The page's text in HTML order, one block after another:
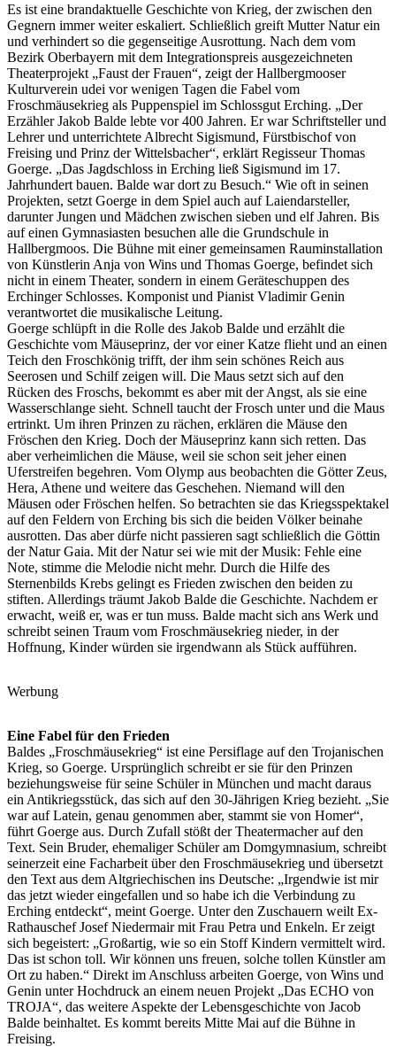
Es ist eine brandaktuelle Geschichte von Krieg, der zwischen den
Gegnern immer weiter eskaliert. Schließlich greift Mutter Natur ein
und verhindert so die gegenseitige Ausrottung. Nach dem vom
Bezirk Oberbayern mit dem Integrationspreis ausgezeichneten
Theaterprojekt „Faust der Frauen“, zeigt der Hallbergmooser
Kulturverein udei vor wenigen Tagen die Fabel vom
Froschmäusekrieg als Puppenspiel im Schlossgut Erching. „Der
Erzähler Jakob Balde lebte vor 400 Jahren. Er war Schriftsteller und
Lehrer und unterrichtete Albrecht Sigismund, Fürstbischof von
Freising und Prinz der Wittelsbacher“, erklärt Regisseur Thomas
Goerge. „Das Jagdschloss in Erching ließ Sigismund im 17.
Jahrhundert bauen. Balde war dort zu Besuch.“ Wie oft in seinen
Projekten, setzt Goerge in dem Spiel auch auf Laiendarsteller,
darunter Jungen und Mädchen zwischen sieben und elf Jahren. Bis
auf einen Gymnasiasten besuchen alle die Grundschule in
Hallbergmoos. Die Bühne mit einer gemeinsamen Rauminstallation
von Künstlerin Anja von Wins und Thomas Goerge, befindet sich
nicht in einem Theater, sondern in einem Geräteschuppen des
Erchinger Schlosses. Komponist und Pianist Vladimir Genin
verantwortet die musikalische Leitung.
Goerge schlüpft in die Rolle des Jakob Balde und erzählt die
Geschichte vom Mäuseprinz, der vor einer Katze flieht und an einen
Teich den Froschkönig trifft, der ihm sein schönes Reich aus
Seerosen und Schilf zeigen will. Die Maus setzt sich auf den
Rücken des Froschs, bekommt es aber mit der Angst, als sie eine
Wasserschlange sieht. Schnell taucht der Frosch unter und die Maus
ertrinkt. Um ihren Prinzen zu rächen, erklären die Mäuse den
Fröschen den Krieg. Doch der Mäuseprinz kann sich retten. Das
aber verheimlichen die Mäuse, weil sie schon seit jeher einen
Uferstreifen begehren. Vom Olymp aus beobachten die Götter Zeus,
Hera, Athene und weitere das Geschehen. Niemand will den
Mäusen oder Fröschen helfen. So betrachten sie das Kriegsspektakel
auf den Feldern von Erching bis sich die beiden Völker beinahe
ausrotten. Das aber dürfe nicht passieren sagt schließlich die Göttin
der Natur Gaia. Mit der Natur sei wie mit der Musik: Fehle eine
Note, stimme die Melodie nicht mehr. Durch die Hilfe des
Sternenbilds Krebs gelingt es Frieden zwischen den beiden zu
stiften. Allerdings träumt Jakob Balde die Geschichte. Nachdem er
erwacht, weiß er, was er tun muss. Balde macht sich ans Werk und
schreibt seinen Traum vom Froschmäusekrieg nieder, in der
Hoffnung, Kinder würden sie irgendwann als Stück aufführen.
Werbung
Eine Fabel für den Frieden
Baldes „Froschmäusekrieg“ ist eine Persiflage auf den Trojanischen
Krieg, so Goerge. Ursprünglich schreibt er sie für den Prinzen
beziehungsweise für seine Schüler in München und macht daraus
ein Antikriegsstück, das sich auf den 30-Jährigen Krieg bezieht. „Sie
war auf Latein, genau genommen aber, stammt sie von Homer“,
führt Goerge aus. Durch Zufall stößt der Theatermacher auf den
Text. Sein Bruder, ehemaliger Schüler am Domgymnasium, schreibt
seinerzeit eine Facharbeit über den Froschmäusekrieg und übersetzt
den Text aus dem Altgriechischen ins Deutsche: „Irgendwie ist mir
das jetzt wieder eingefallen und so habe ich die Verbindung zu
Erching entdeckt“, meint Goerge. Unter den Zuschauern weilt Ex-
Rathauschef Josef Niedermair mit Frau Petra und Enkeln. Er zeigt
sich begeistert: „Großartig, wie so ein Stoff Kindern vermittelt wird.
Das ist schon toll. Wir können uns freuen, solche tollen Künstler am
Ort zu haben.“ Direkt im Anschluss arbeiten Goerge, von Wins und
Genin unter Hochdruck an einem neuen Projekt „Das ECHO von
TROJA“, das weitere Aspekte der Lebensgeschichte von Jacob
Balde beinhaltet. Es kommt bereits Mitte Mai auf die Bühne in
Freising.